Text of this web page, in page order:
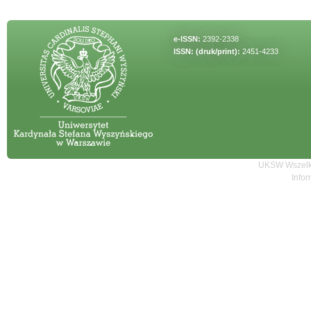
e-ISSN: 2392-2338
ISSN: (druk/print): 2451-4233
UKSW